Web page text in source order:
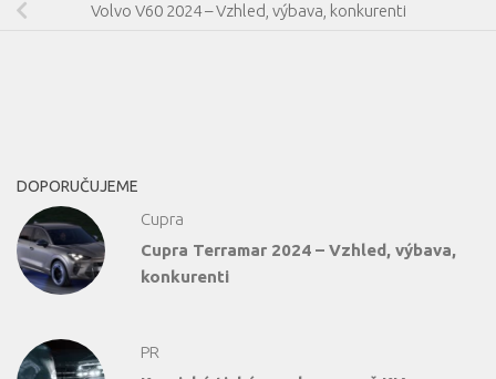
Volvo V60 2024 – Vzhled, výbava, konkurenti
DOPORUČUJEME
Cupra
Cupra Terramar 2024 – Vzhled, výbava,
konkurenti
PR